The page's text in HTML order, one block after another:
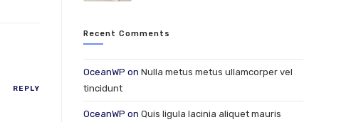
REPLY
Recent Comments
OceanWP onNulla metus metus ullamcorper vel
tincidunt
OceanWP onQuis ligula lacinia aliquet mauris